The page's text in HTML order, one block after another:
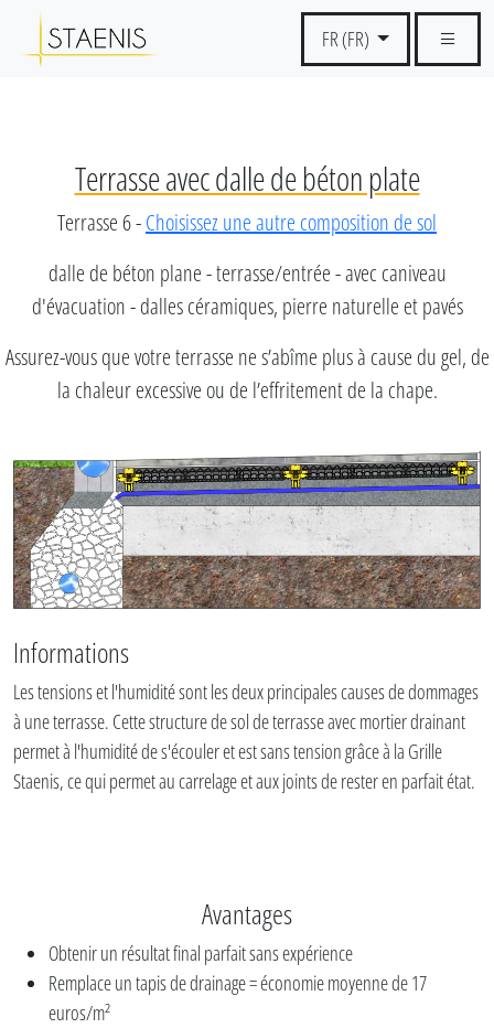
FR (FR)
Terrasse avec dalle de béton plate
Terrasse 6 -Choisissez une autre composition de sol
dalle de béton plane - terrasse/entrée - avec caniveau
d'évacuation - dalles céramiques, pierre naturelle et pavés
Assurez-vous que votre terrasse ne s’abîme plus à cause du gel, de
la chaleur excessive ou de l’effritement de la chape.
Informations
Les tensions et l'humidité sont les deux principales causes de dommages
à une terrasse. Cette structure de sol de terrasse avec mortier drainant
permet à l'humidité de s'écouler et est sans tension grâce à la Grille
Staenis, ce qui permet au carrelage et aux joints de rester en parfait état.
Avantages
Obtenir un résultat final parfait sans expérience
Remplace un tapis de drainage = économie moyenne de 17
euros/m²